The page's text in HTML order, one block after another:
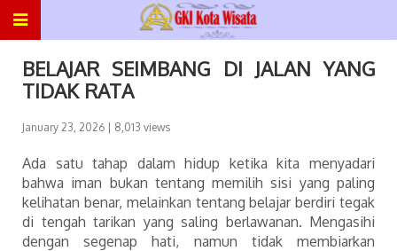
BELAJAR SEIMBANG DI JALAN YANG
TIDAK RATA
January 23, 2026 | 8,013 views
Ada satu tahap dalam hidup ketika kita menyadari
bahwa iman bukan tentang memilih sisi yang paling
kelihatan benar, melainkan tentang belajar berdiri tegak
di tengah tarikan yang saling berlawanan. Mengasihi
dengan segenap hati, namun tidak membiarkan